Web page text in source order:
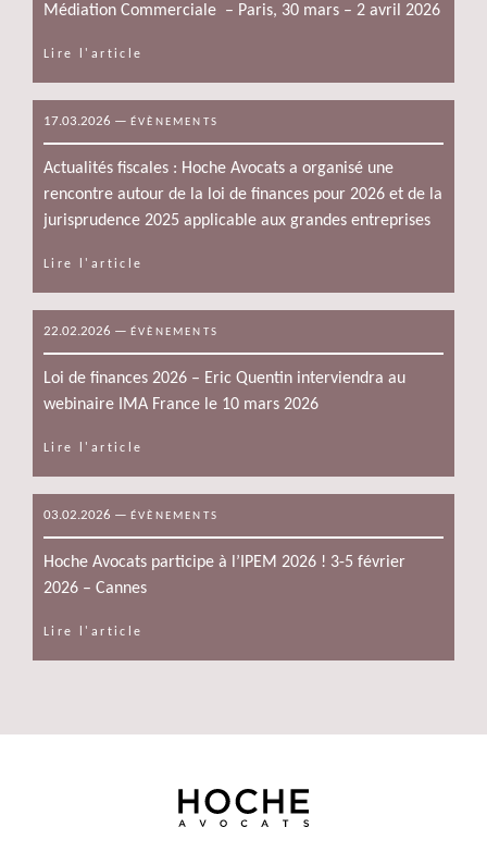
Médiation Commerciale – Paris, 30 mars – 2 avril 2026
Lire l'article
17.03.2026 — ÉVÈNEMENTS
Actualités fiscales : Hoche Avocats a organisé une
rencontre autour de la loi de finances pour 2026 et de la
jurisprudence 2025 applicable aux grandes entreprises
Lire l'article
22.02.2026 — ÉVÈNEMENTS
Loi de finances 2026 – Eric Quentin interviendra au
webinaire IMA France le 10 mars 2026
Lire l'article
03.02.2026 — ÉVÈNEMENTS
Hoche Avocats participe à l’IPEM 2026 ! 3-5 février
2026 – Cannes
Lire l'article